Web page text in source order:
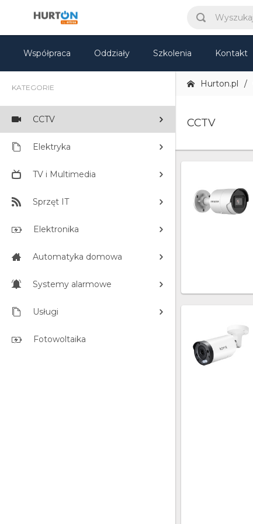
Współpraca Oddziały Szkolenia Kontakt
KATEGORIE
CCTV
Elektryka
TV i Multimedia
Sprzęt IT
Elektronika
Automatyka domowa
Systemy alarmowe
Usługi
Fotowoltaika
Hurton.pl
CCTV